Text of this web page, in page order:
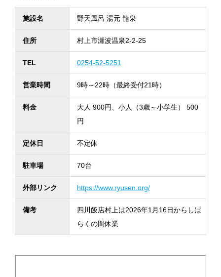
施設名 野天風呂 湯元 龍泉
住所 村上市瀬波温泉2-2-25
TEL 0254-52-5251
営業時間 9時～22時（最終受付21時）
料金
大人 900円、小人（3歳～小学生） 500
円
定休日 不定休
駐車場 70台
外部リンク https://www.ryusen.org/
備考
四川飯店村上は2026年1月16日からしば
らくの間休業